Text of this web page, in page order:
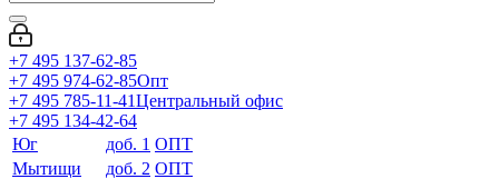
+7 495 137-62-85
+7 495 974-62-85Опт
+7 495 785-11-41Центральный офис
+7 495 134-42-64
Юг
доб. 1 ОПТ
Мытищи
доб. 2 ОПТ